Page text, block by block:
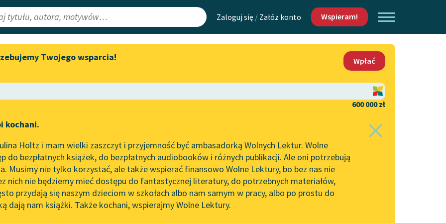
Zaloguj się / Załóż konto Wspieram!
Lektury
redakcyjne
Aktualności
Zapraszamy na spotkanie
literatury skandynawskiej
Wolne Lektury na 32.
Pol’and’Rock Festivalu
„Kochanek Lady Chatterley”
do słuchania na Wolnych
Lekturach
Nowy audiobook – „Marzenie
Mapa Wolnych Lektur
Leśmianator
API
OAI-PMH
Widget Wolnych Lektur
Kontakt
O projekcie
Zasady wykorzystania
Wolnych Lektur
Logotypy
Materiały promocyjne
Twojego wsparcia!
Wpłać
600 000 zł
kochani.
Holtz i mam wielki zaszczyt i przyjemność być ambasadorką Wolnych Lektur. Wolne
do bezpłatnych książek, do bezpłatnych audiobooków i różnych publikacji. Ale oni potrzebują
Musimy nie tylko korzystać, ale także wspierać finansowo Wolne Lektury, bo bez nas nie
nich nie będziemy mieć dostępu do fantastycznej literatury, do potrzebnych materiałów,
przydają się naszym dzieciom w szkołach albo nam samym w pracy, albo po prostu do
dają nam książki. Także kochani, wspierajmy Wolne Lektury.
Zofia Trzeszczkowska)
Sortuj: